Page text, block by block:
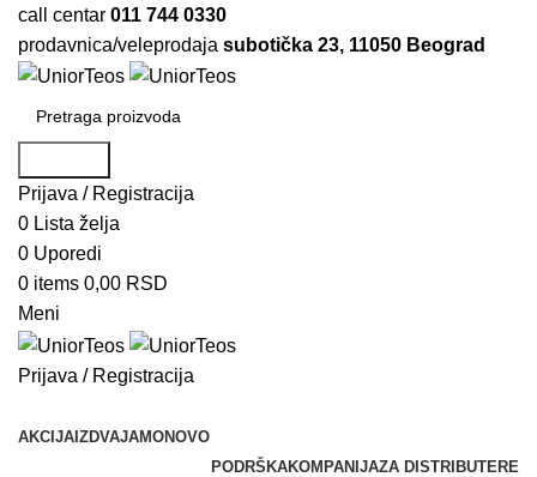
call centar 011 744 0330
prodavnica/veleprodaja subotička 23, 11050 Beograd
Prijava / Registracija
0 Lista želja
0 Uporedi
0 items 0,00 RSD
Meni
Prijava / Registracija
AKCIJAIZDVAJAMONOVO
PODRŠKAKOMPANIJAZA DISTRIBUTERE